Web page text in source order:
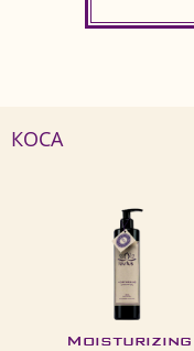
КОСА
Moisturizing